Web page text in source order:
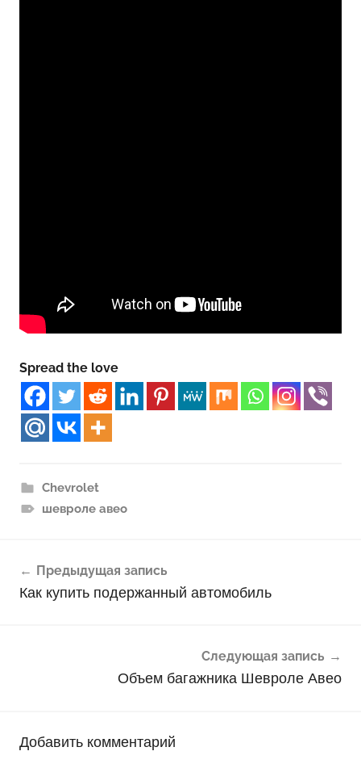
Spread the love
Chevrolet
шевроле авео
по
Предыдущая запись
Как купить подержанный автомобиль
Следующая запись
Объем багажника Шевроле Авео
Добавить комментарий